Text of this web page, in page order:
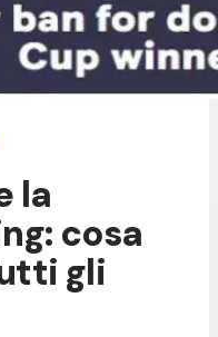
la
cosa
gli